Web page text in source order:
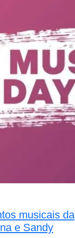
musicais da
e Sandy